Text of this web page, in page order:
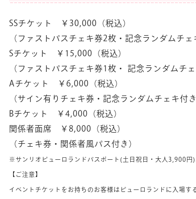
SSチケット ￥30,000（税込）
（ファストパスチェキ券2枚・記念ランダムチ
Sチケット ￥15,000（税込）
（ファストパスチェキ券1枚・ 記念ランダムチ
Aチケット ￥6,000（税込）
（サイン有りチェキ券・記念ランダムチェキ付き
Bチケット ￥4,000（税込）
関係者面席 ￥8,000（税込）
（チェキ券・関係者風パス付き）
※サンリオピューロランドパスポート(土日祝日・大人3,900円)
【ご注意】
イベントチケットをお持ちのお客様はピューロランドに入場